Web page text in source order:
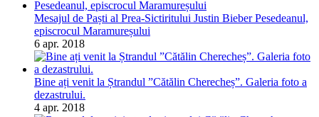
Mesajul de Paști al Prea-Sictiritului Justin Bieber Pesedeanul,
episcrocul Maramureșului
6 apr. 2018
Bine ați venit la Ștrandul ”Cătălin Cherecheș”. Galeria foto a
dezastrului.
4 apr. 2018